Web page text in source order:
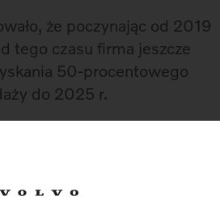
że poczynając od 2019
tego czasu firma jeszcze
50-procentowego
do 2025 r.
do przejścia poza erę
sposób zrealizujemy